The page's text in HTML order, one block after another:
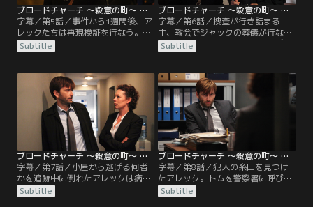
ブロードチャーチ ～殺意の町～ シーズン1 第05話／字幕
字幕／第5話／事件から1週間後、ア
レックたちは再現検証を行なう。そ
の後、エリーが帰宅すると、姉のル
ーシーが待っており、あることを目
過去に関する記事をオリーに書かせ
て本社に送るが、翌朝ヘラルドの一
面には、ジャックが犯人であるかの
ように煽った記事が掲載される。ジ
ャックの店にはマスコミが詰めか
Subtitle
ブロードチャーチ ～殺意の町～ シーズン1 第06話／字幕
字幕／第6話／捜査が行き詰まる
中、教会でジャックの葬儀が行なわ
れた後、住民たちはトレーダーズ・
ホテルに集まる。そこでポールがト
クは、ポールの調査を始める。スー
ザンを疑うマギーは昔のコネを使っ
てスーザンに関する過去の記事を探
し、驚くべき事実を突き止める。一
方、ベスは今後の生活の参考にする
べく…。
Subtitle
ブロードチャーチ ～殺意の町～ シーズン1 第07話／字幕
字幕／第7話／小屋から逃げる何者
かを追跡中に倒れたアレックは病院
に搬送され、不整脈で深刻な病状だ
ということをエリーに知られてしま
Subtitle
ブロードチャーチ ～殺意の町～ シーズン1 第08話（最終話）／字幕
字幕／第8話／犯人の糸口を見つけ
たアレック。トムを警察署に呼び出
し、壊れたパソコンを見せると、そ
の中にはトムがダニーに送った脅迫
Subtitle